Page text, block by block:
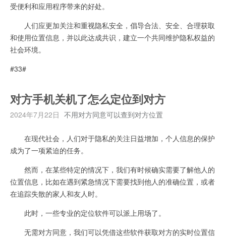
受便利和应用程序带来的好处。
人们应更加关注和重视隐私安全，倡导合法、安全、合理获取
和使用位置信息，并以此达成共识，建立一个共同维护隐私权益的
社会环境。
#33#
对方手机关机了怎么定位到对方
2024年7月22日 不用对方同意可以查到对方位置
在现代社会，人们对于隐私的关注日益增加，个人信息的保护
成为了一项紧迫的任务。
然而，在某些特定的情况下，我们有时候确实需要了解他人的
位置信息，比如在遇到紧急情况下需要找到他人的准确位置，或者
在追踪失散的家人和友人时。
此时，一些专业的定位软件可以派上用场了。
无需对方同意，我们可以凭借这些软件获取对方的实时位置信